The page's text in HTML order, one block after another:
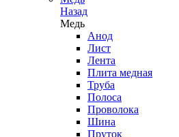
Назад
Медь
Анод
Лист
Лента
Плита медная
Труба
Полоса
Проволока
Шина
Пруток